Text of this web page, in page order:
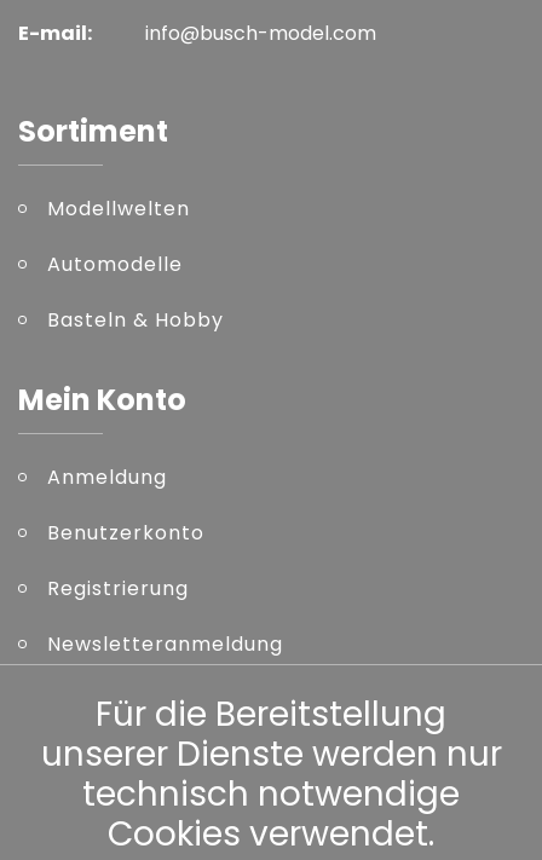
E-mail:
info@busch-model.com
Sortiment
Modellwelten
Automodelle
Basteln & Hobby
Mein Konto
Anmeldung
Benutzerkonto
Registrierung
Newsletteranmeldung
Kennwort vergessen
Sonstiges
Für die Bereitstellung
unserer Dienste werden nur
technisch notwendige
Cookies verwendet.